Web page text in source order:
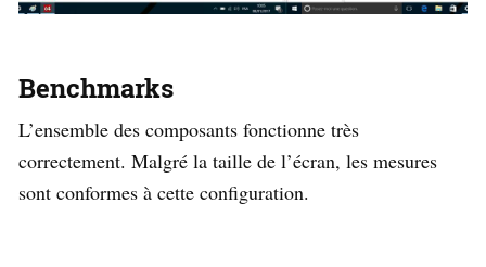
Benchmarks
L’ensemble des composants fonctionne très
correctement. Malgré la taille de l’écran, les mesures
sont conformes à cette configuration.